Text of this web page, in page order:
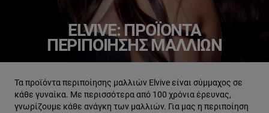
ELVIVE: ΠΡΟΪΌΝΤΑ
ΠΕΡΙΠΟΊΗΣΗΣ ΜΑΛΛΙΏΝ
Τα προϊόντα περιποίησης μαλλιών Elvive είναι σύμμαχος σε
κάθε γυναίκα. Με περισσότερα από 100 χρόνια έρευνας,
γνωρίζουμε κάθε ανάγκη των μαλλιών. Για μας η περιποίηση